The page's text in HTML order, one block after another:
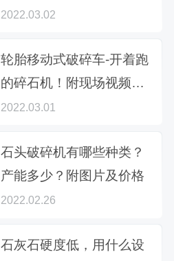
配置方案
2022.03.02
轮胎移动式破碎车-开着跑
的碎石机！附现场视频及
报价
2022.03.01
石头破碎机有哪些种类？
产能多少？附图片及价格
2022.02.26
石灰石硬度低，用什么设